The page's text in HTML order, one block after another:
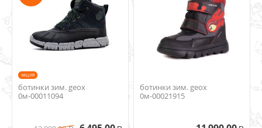
AКЦИЯ
ботинки зим. geox
0м-00011094
ботинки зим. geox
0м-00021915